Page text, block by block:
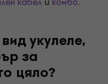
укулеле,
за
цяло?